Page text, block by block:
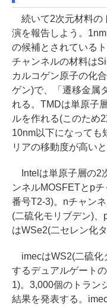
続いて2次元材料の
演を報告しよう。
の候補とされている
チャンネルの材料は
カルコゲン原子の化
ゲン)で、「遷移金属
れる。TMDは単原子
ルを作れる(このため
10nm以下になっても
リアの移動度が高い
Intelは単原子層の2
ンネルMOSFETとp
番号T2-3)。nチャン
(二硫化モリブデン)
はWSe2(二セレン化
imecはWS2(二硫化
するデュアルゲート
1)。3,000個のトラン
結果を発表する。